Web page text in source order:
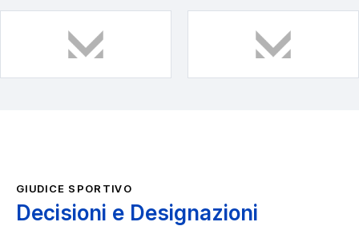
GIUDICE SPORTIVO
Decisioni e Designazioni